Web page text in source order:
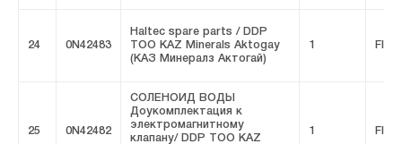
24 0N42483
Haltec spare parts / DDP
ТОО KAZ Minerals Aktogay
(КАЗ Минералз Актогай)
1 FIVE
25 0N42482
СОЛЕНОИД ВОДЫ
Доукомплектация к
электромагнитному
клапану/ DDP ТОО KAZ
1 FIVE